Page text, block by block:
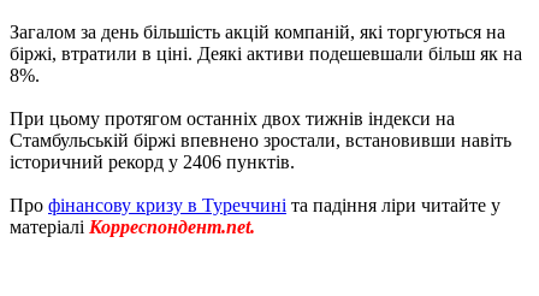
Загалом за день більшість акцій компаній, які торгуються на
біржі, втратили в ціні. Деякі активи подешевшали більш як на
8%.
При цьому протягом останніх двох тижнів індекси на
Стамбульській біржі впевнено зростали, встановивши навіть
історичний рекорд у 2406 пунктів.
Про фінансову кризу в Туреччині та падіння ліри читайте у
матеріалі Корреспондент.net.